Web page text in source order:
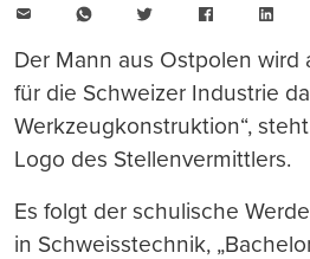
WhatsAppTwitter Facebook
Der Mann aus Ostpolen wird
für die Schweizer Industrie
Werkzeugkonstruktion“,
Logo des Stellenvermittlers.
Es folgt der schulische
in Schweisstechnik,